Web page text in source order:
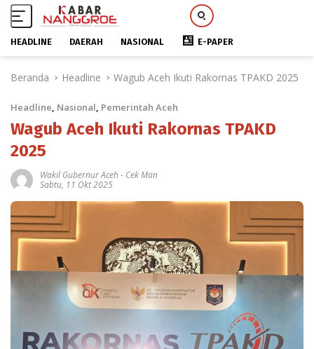
HEADLINE DAERAH NASIONAL E-PAPER
Beranda Headline Wagub Aceh Ikuti Rakornas TPAKD 2025
Headline, Nasional, Pemerintah Aceh
Wagub Aceh Ikuti Rakornas TPAKD
2025
Wakil Gubernur Aceh - Cek Man
Sabtu, 11 Okt 2025